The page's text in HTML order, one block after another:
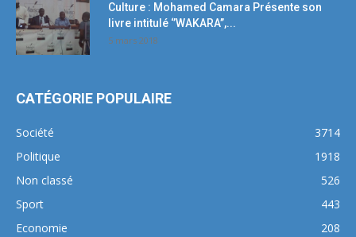
Culture : Mohamed Camara Présente son
livre intitulé ‘’WAKARA’’,...
5 mars 2018
CATÉGORIE POPULAIRE
Société
3714
Politique
1918
Non classé
526
Sport
443
Economie
208